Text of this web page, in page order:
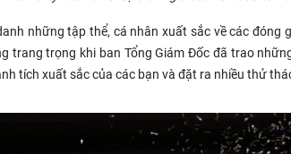
những tập thể, cá nhân xuất sắc về các đóng
trang trọng khi ban Tổng Giám Đốc đã trao
tích xuất sắc của các bạn và đặt ra nhiều thử